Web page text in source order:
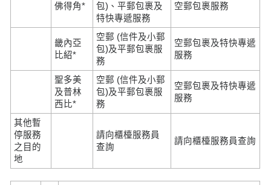
佛得角*
包)、平郵包裹及
特快專遞服務
空郵包裹服務
畿內亞
比紹*
空郵 (信件及小郵
包)及平郵包裹服
務
空郵包裹及特快專遞
服務
聖多美
及普林
西比*
空郵 (信件及小郵
包)及平郵包裹服
務
空郵包裹及特快專遞
服務
其他暫
停服務
之目的
地
請向櫃檯服務員
查詢
請向櫃檯服務員查詢